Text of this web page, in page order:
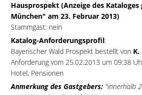
Hausprospekt (Anzeige des
München" am 23. Februar 2013)
Stammgast: nein
Katalog-Anforderungsprofil:
Bayerischer Wald Prospekt bestellt von
Anforderung vom 25.02.2013 um 09:38
Hotel, Pensionen
Anmerkung des Gastgebers:"innerhalb 2